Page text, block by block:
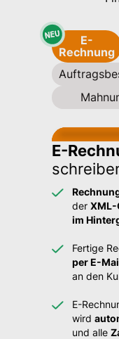
E-
Rechnung
E-
der XML-
im
Fertige
per E-
an den
E-
wird
und alle